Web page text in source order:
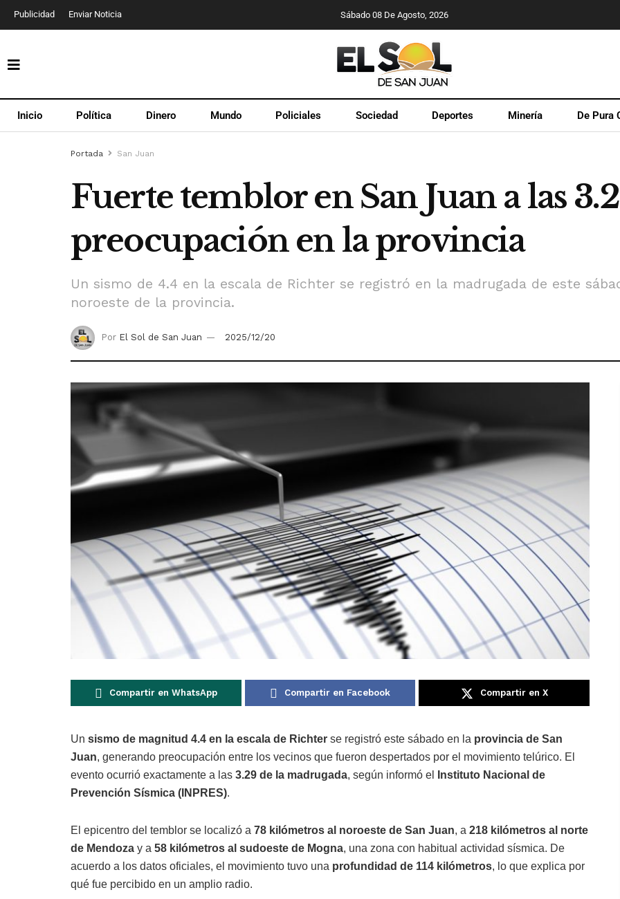
Publicidad Enviar Noticia Sábado 08 De Agosto, 2026
Inicio Política Dinero Mundo Policiales Sociedad Deportes Minería De Pura
Portada San Juan
Fuerte temblor en San Juan a las
preocupación en la provincia
Un sismo de 4.4 en la escala de Richter se registró en la madrugada de este
noroeste de la provincia.
Por El Sol de San Juan 2025/12/20
Compartir en WhatsApp Compartir en Facebook Compartir en X
Un sismo de magnitud 4.4 en la escala de Richter se registró este sábado en la provincia de San
Juan, generando preocupación entre los vecinos que fueron despertados por el movimiento telúrico. El
evento ocurrió exactamente a las 3.29 de la madrugada, según informó el
Instituto Nacional de
Prevención Sísmica (INPRES).
El epicentro del temblor se localizó a 78 kilómetros al noroeste de San Juan, a 218 kilómetros al norte
de Mendoza y a 58 kilómetros al sudoeste de Mogna, una zona con habitual actividad sísmica. De
acuerdo a los datos oficiales, el movimiento tuvo una profundidad de 114 kilómetros, lo que explica por
qué fue percibido en un amplio radio.